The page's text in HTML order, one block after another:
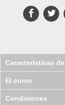
Características
El curso
Condiciones